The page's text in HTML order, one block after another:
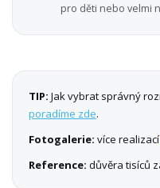
pro děti nebo velmi
TIP: Jak vybrat správný
poradíme zde.
Fotogalerie: více realizací
Reference: důvěra tisíců